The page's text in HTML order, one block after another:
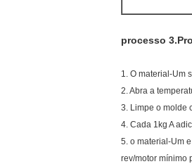
processo
1. O material-Um
2. Abra a
3. Limpe o molde
4. Cada 1kg A
5. o material-Um
rev/motor mínimo